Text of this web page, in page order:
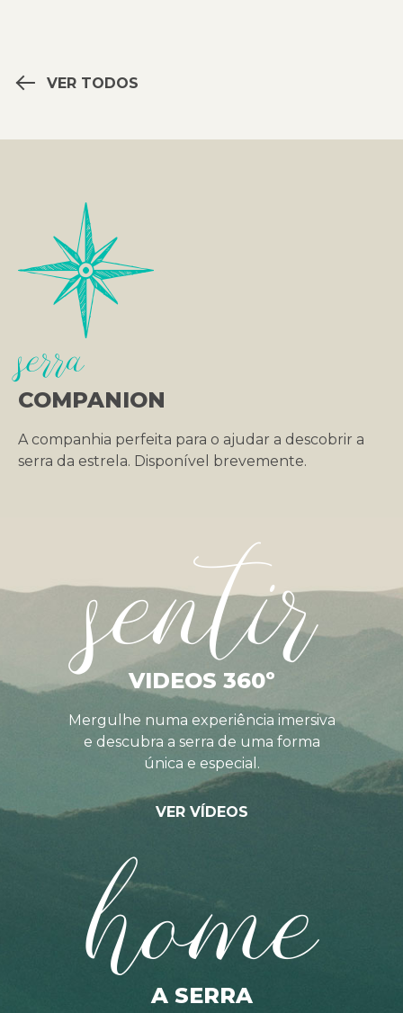
VER TODOS
serra
COMPANION
A companhia perfeita para o ajudar a descobrir a
serra da estrela. Disponível brevemente.
sentir
VIDEOS 360º
Mergulhe numa experiência imersiva
e descubra a serra de uma forma
única e especial.
VER VÍDEOS
home
A SERRA